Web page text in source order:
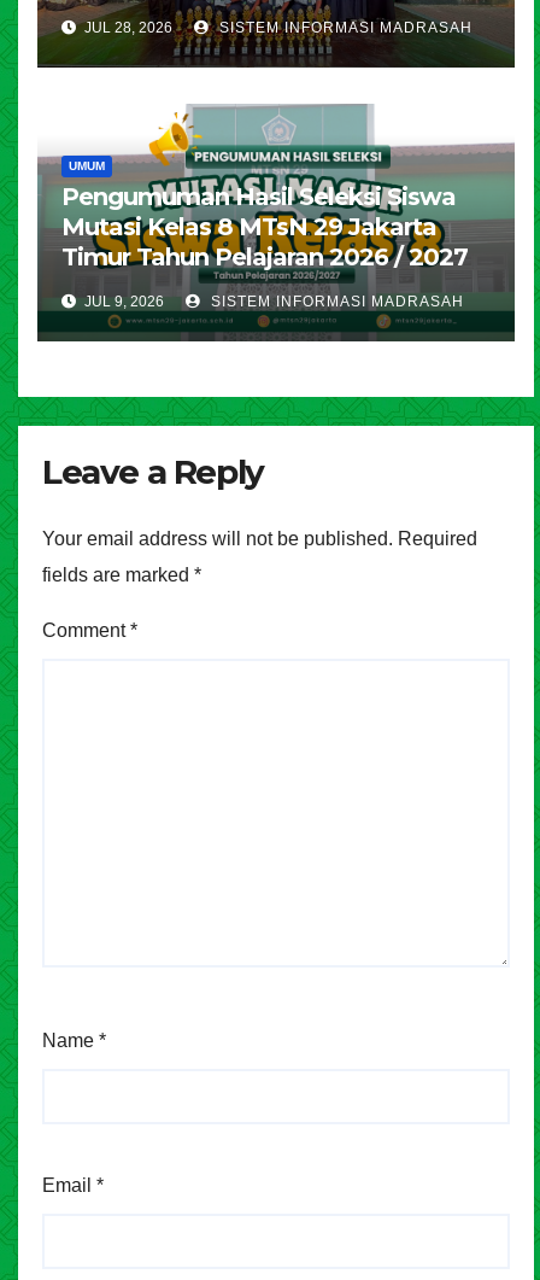
JUL 28, 2026 SISTEM INFORMASI MADRASAH
UMUM
Pengumuman Hasil Seleksi Siswa
Mutasi Kelas 8 MTsN 29 Jakarta
Timur Tahun Pelajaran 2026 / 2027
JUL 9, 2026 SISTEM INFORMASI MADRASAH
Leave a Reply
Your email address will not be published. Required
fields are marked *
Comment*
Name *
Email *